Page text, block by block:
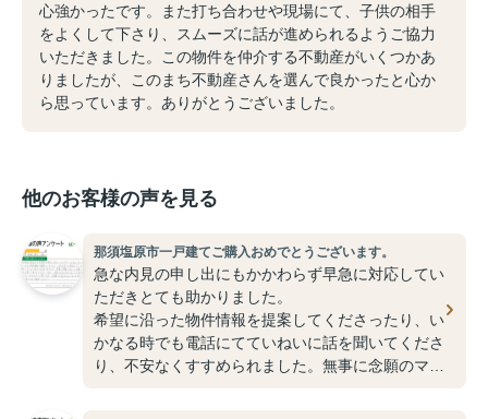
心強かったです。また打ち合わせや現場にて、子供の相手
をよくして下さり、スムーズに話が進められるようご協力
いただきました。この物件を仲介する不動産がいくつかあ
りましたが、このまち不動産さんを選んで良かったと心か
ら思っています。ありがとうございました。
他のお客様の声を見る
那須塩原市一戸建てご購入おめでとうございます。
急な内見の申し出にもかかわらず早急に対応してい
ただきとても助かりました。
希望に沿った物件情報を提案してくださったり、い
かなる時でも電話にてていねいに話を聞いてくださ
り、不安なくすすめられました。無事に念願のマイ